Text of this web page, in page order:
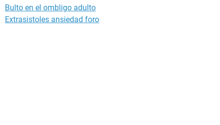
Bulto en el ombligo adulto
Extrasistoles ansiedad foro